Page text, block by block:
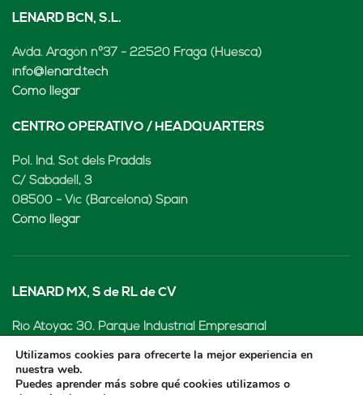
LENARD BCN, S.L.
Avda. Aragón nº37 - 22520 Fraga (Huesca)
info@lenard.tech
Cómo llegar
CENTRO OPERATIVO / HEADQUARTERS
Pol. Ind. Sot dels Pradals
C/ Sabadell, 3
08500 - Vic (Barcelona) Spain
Cómo llegar
LENARD MX, S de RL de CV
Rio Atoyac 30. Parque Industrial Empresarial
Cuautlancingo, 72730 Puebla (México)
+52 222 2319969
Utilizamos cookies para ofrecerte la mejor experiencia en
nuestra web.
Puedes aprender más sobre qué cookies utilizamos o